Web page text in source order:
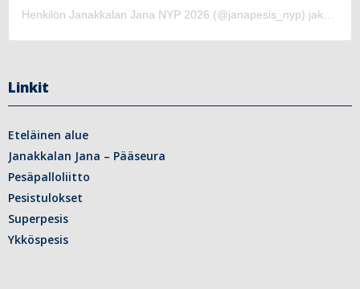
Henkilön Janakkalan Jana NYP 2026 (@janapesis_nyp) jakama julkaisu
Linkit
Eteläinen alue
Janakkalan Jana – Pääseura
Pesäpalloliitto
Pesistulokset
Superpesis
Ykköspesis